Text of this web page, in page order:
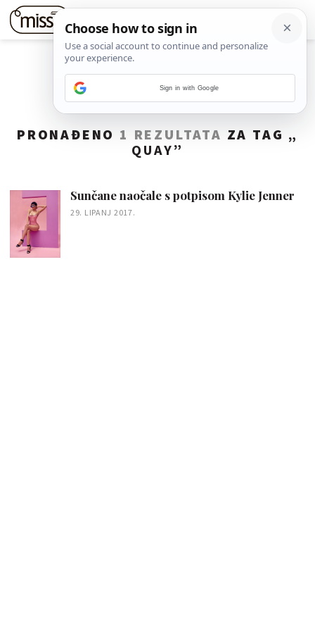
PRONAĐENO 1 REZULTATA ZA TAG „
QUAY”
Sunčane naočale s potpisom Kylie Jenner
29. LIPANJ 2017.
Sign in with Google